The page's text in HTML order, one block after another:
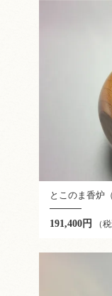
とこのま香炉（
191,400円 （